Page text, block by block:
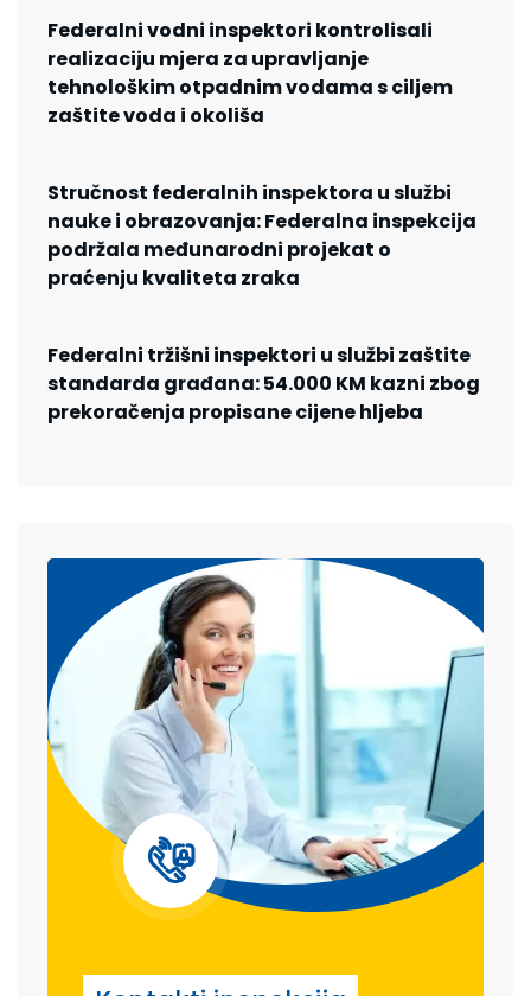
Federalni vodni inspektori kontrolisali
realizaciju mjera za upravljanje
tehnološkim otpadnim vodama s ciljem
zaštite voda i okoliša
Stručnost federalnih inspektora u službi
nauke i obrazovanja: Federalna inspekcija
podržala međunarodni projekat o
praćenju kvaliteta zraka
Federalni tržišni inspektori u službi zaštite
standarda građana: 54.000 KM kazni zbog
prekoračenja propisane cijene hljeba